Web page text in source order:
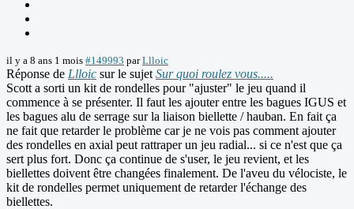
il y a 8 ans 1 mois #149993 parLlloic
Réponse de Llloic sur le sujet Sur quoi roulez vous.....
Scott a sorti un kit de rondelles pour "ajuster" le jeu quand il
commence à se présenter. Il faut les ajouter entre les bagues IGUS et
les bagues alu de serrage sur la liaison biellette / hauban. En fait ça
ne fait que retarder le problème car je ne vois pas comment ajouter
des rondelles en axial peut rattraper un jeu radial... si ce n'est que ça
sert plus fort. Donc ça continue de s'user, le jeu revient, et les
biellettes doivent être changées finalement. De l'aveu du vélociste, le
kit de rondelles permet uniquement de retarder l'échange des
biellettes.